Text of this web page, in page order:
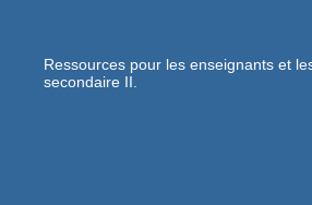
Ressources pour les enseignants et
secondaire II.